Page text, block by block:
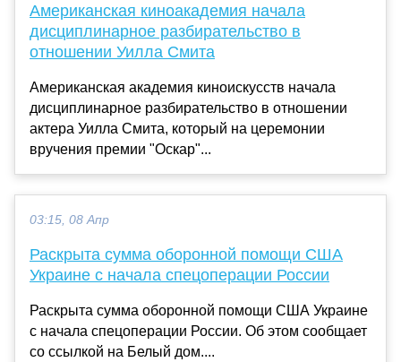
Американская киноакадемия начала
дисциплинарное разбирательство в
отношении Уилла Смита
Американская академия киноискусств начала
дисциплинарное разбирательство в отношении
актера Уилла Смита, который на церемонии
вручения премии "Оскар"...
03:15, 08 Апр
Раскрыта сумма оборонной помощи США
Украине с начала спецоперации России
Раскрыта сумма оборонной помощи США Украине
с начала спецоперации России. Об этом сообщает
со ссылкой на Белый дом....